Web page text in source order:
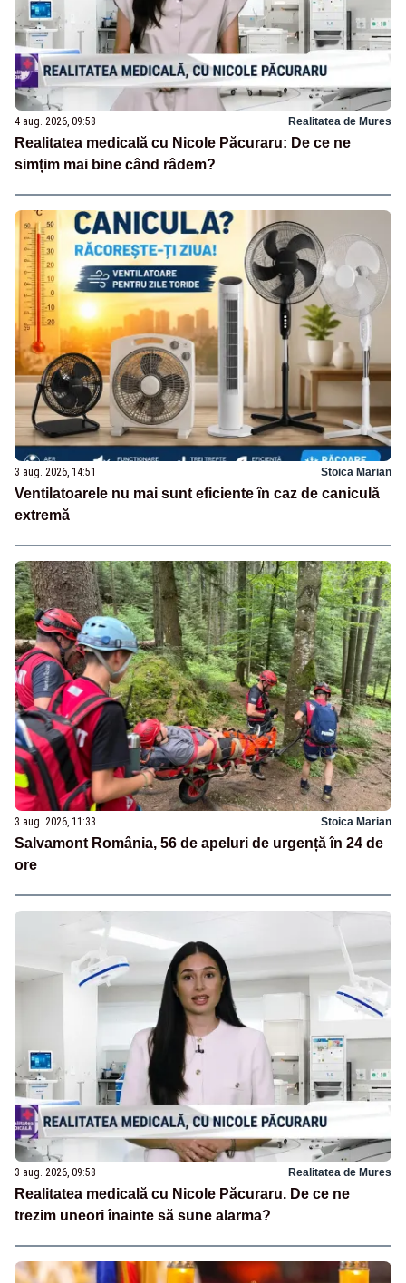
4 aug. 2026, 09:58 Realitatea de Mures
Realitatea medicală cu Nicole Păcuraru: De ce ne
simțim mai bine când râdem?
3 aug. 2026, 14:51 Stoica Marian
Ventilatoarele nu mai sunt eficiente în caz de caniculă
extremă
3 aug. 2026, 11:33 Stoica Marian
Salvamont România, 56 de apeluri de urgență în 24 de
ore
3 aug. 2026, 09:58 Realitatea de Mures
Realitatea medicală cu Nicole Păcuraru. De ce ne
trezim uneori înainte să sune alarma?